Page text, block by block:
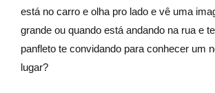
está no carro e olha pro lado e vê uma
grande ou quando está andando na rua e
panfleto te convidando para conhecer um
lugar?